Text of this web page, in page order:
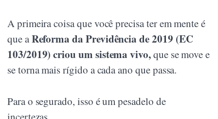
A primeira coisa que você precisa ter em mente é
que aReforma da Previdência de 2019 (EC
103/2019) criou um sistema vivo,que se move e
se torna mais rígido a cada ano que passa.
Para o segurado, isso é um pesadelo de